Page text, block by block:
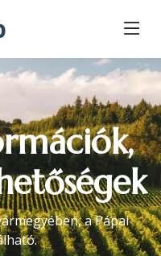
a Pápai